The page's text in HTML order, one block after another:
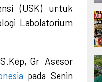
(USK) untuk
Labolatorium
Gr Asesor
pada Senin